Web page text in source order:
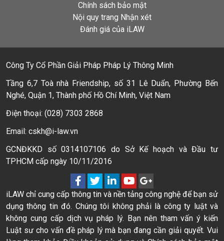
Chính sách bảo mật
Nội quy trang Nhận xét
Đánh giá của iLAW
Công Ty Cổ Phần Giải Pháp Pháp Lý Thông Minh
Tầng 6,7 Toà nhà Friendship, số 31 Lê Duẩn, Phường Bến
Nghé, Quận 1, Thành phố Hồ Chí Minh, Việt Nam
Điện thoại: (028) 7303 2868
Email: cskh@i-law.vn
GCNĐKKD số 0314107106 do Sở Kế hoạch và Đầu tư
TPHCM cấp ngày 10/11/2016
iLAW chỉ cung cấp thông tin và nền tảng công nghệ để bạn sử
dụng thông tin đó. Chúng tôi không phải là công ty luật và
không cung cấp dịch vụ pháp lý. Bạn nên tham vấn ý kiến
Luật sư cho vấn đề pháp lý mà bạn đang cần giải quyết. Vui